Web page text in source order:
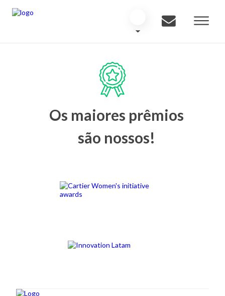
Os maiores prêmios
são nossos!